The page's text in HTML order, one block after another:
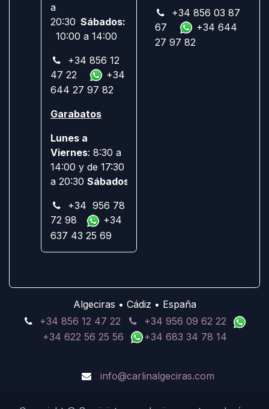
a
20:30 Sábados:
10:00 a 14:00
+34 856 12
47 22
+34
644 27 97 82
Garabatos
Lunes a
Viernes: 8:30 a
14:00 y de 17:30
a 20:30 Sábados:
+34 956 78
72 98
+34
637 43 25 69
+34 856 03 87
67
+34 644
27 97 82
Algeciras • Cádiz • España
+34 856 12 47 22
+34 956 09 62 22
+34 622 56 25 56
+34 683 34 78 14
info@carlinalgeciras.com